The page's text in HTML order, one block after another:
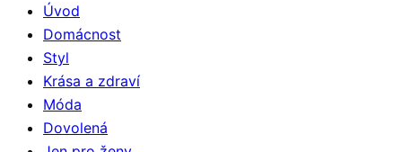
Úvod
Domácnost
Styl
Krása a zdraví
Móda
Dovolená